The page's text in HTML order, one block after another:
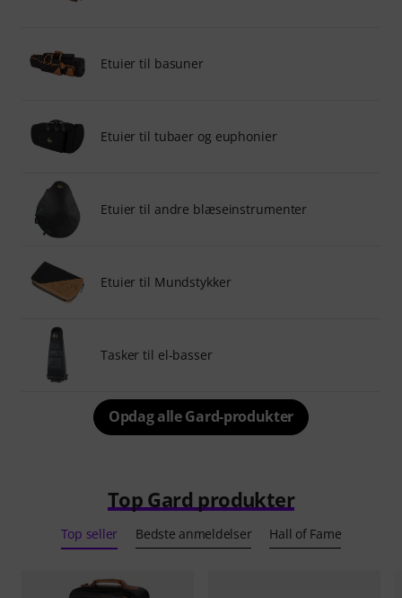
Etuier til basuner
Etuier til tubaer og euphonier
Etuier til andre blæseinstrumenter
Etuier til Mundstykker
Tasker til el-basser
Opdag alle Gard-produkter
Top Gard produkter
Top seller Bedste anmeldelser Hall of Fame